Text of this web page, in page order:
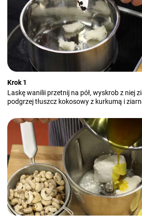
Krok 1
Laskę wanilii przetnij na pół, wyskrob z niej
podgrzej tłuszcz kokosowy z kurkumą i